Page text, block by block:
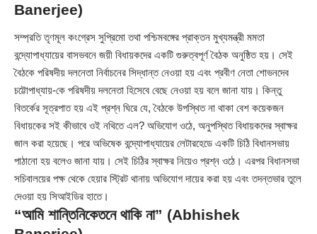
Banerjee)
সম্প্রতি তৃণমূল কংগ্রেস সুপ্রিমো তথা পশ্চিমবঙ্গের প্রাক্তন মুখ্যমন্ত্রী মমতা
বন্দ্যোপাধ্যায়ের বাসভবনে জয়ী বিধায়কদের একটি গুরুত্বপূর্ণ বৈঠক অনুষ্ঠিত হয়। সেই
বৈঠকে পরিষদীয় দলনেতা নির্বাচনের সিদ্ধান্ত নেওয়া হয় এবং প্রবীণ নেতা শোভনদেব
চট্টোপাধ্যায়-কে পরিষদীয় দলনেতা হিসেবে বেছে নেওয়া হয় বলে জানা যায়। কিন্তু
বিতর্কের সূত্রপাত হয় এই প্রশ্ন ঘিরে যে, বৈঠকে উপস্থিত না থাকা বেশ কয়েকজন
বিধায়কের সই কীভাবে ওই নথিতে এল? অভিযোগ ওঠে, অনুপস্থিত বিধায়কদের স্বাক্ষর
জাল করা হয়েছে। পরে অভিষেক বন্দ্যোপাধ্যায়ের লেটারহেডে একটি চিঠি বিধানসভায়
পাঠানো হয় বলেও জানা যায়। সেই চিঠির স্বাক্ষর নিয়েও প্রশ্ন ওঠে। এরপর বিধানসভা
সচিবালয়ের পক্ষ থেকে হেয়ার স্ট্রিট থানায় অভিযোগ দায়ের করা হয় এবং তদন্তভার তুলে
দেওয়া হয় সিআইডির হাতে।
“আমি শান্তিনিকেতনে থাকি না” (Abhishek